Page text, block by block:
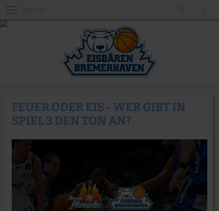
FEUER ODER EIS - WER GIBT IN
SPIEL 3 DEN TON AN?